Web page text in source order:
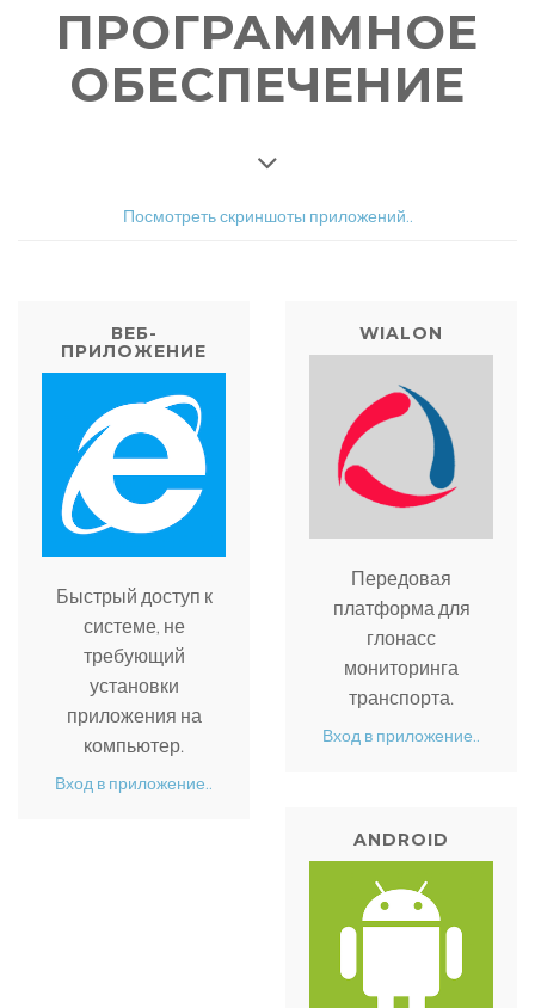
ПРОГРАММНОЕ
ОБЕСПЕЧЕНИЕ
Посмотреть скриншоты приложений..
ВЕБ-
ПРИЛОЖЕНИЕ
Быстрый доступ к
системе, не
требующий
установки
приложения на
компьютер.
Вход в приложение..
WIALON
Передовая
платформа для
глонасс
мониторинга
транспорта.
Вход в приложение..
ANDROID